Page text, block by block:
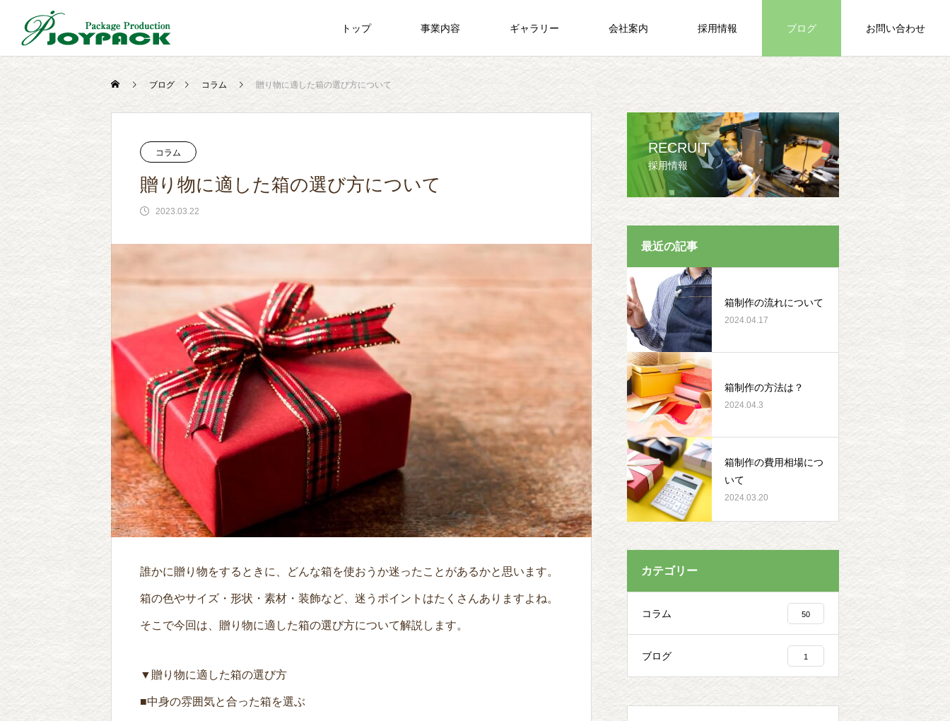
トップ 事業内容 ギャラリー 会社案内 採用情報 ブログ お問い合わせ
ブログ コラム 贈り物に適した箱の選び方について
コラム
贈り物に適した箱の選び方について
2023.03.22
誰かに贈り物をするときに、どんな箱を使おうか迷ったことがあるかと思います。
箱の色やサイズ・形状・素材・装飾など、迷うポイントはたくさんありますよね。
そこで今回は、贈り物に適した箱の選び方について解説します。
▼贈り物に適した箱の選び方
■中身の雰囲気と合った箱を選ぶ
RECRUIT
採用情報
最近の記事
箱制作の流れについて
2024.04.17
箱制作の方法は？
2024.04.3
箱制作の費用相場につ
いて
2024.03.20
カテゴリー
コラム 50
ブログ 1